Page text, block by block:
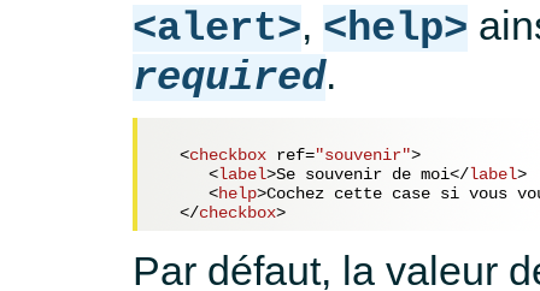
<alert>, <help>
required.
<checkbox ref="souvenir">
<label>Se souvenir de moi</label>
<help>Cochez cette case si vous
</checkbox>
Par défaut, la valeur